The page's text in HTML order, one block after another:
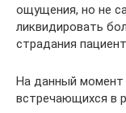
ощущения, но не
ликвидировать
страдания
На данный
встречающихся в